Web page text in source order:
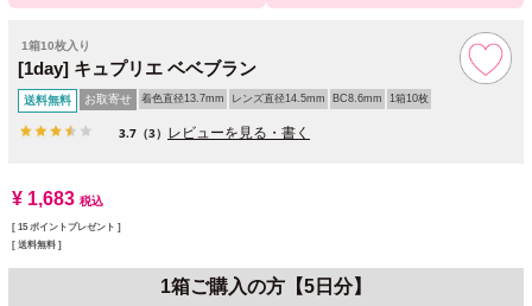
1箱10枚入り
[1day] キュプリエ ベベブラン
送料無料 お取寄せ 着色直径13.7mm レンズ直径14.5mm BC8.6mm 1箱10枚
3.7 （3） レビューを見る・書く
¥ 1,683 税込
[ 15 ポイントプレゼント ]
送料無料
1箱ご購入の方【5日分】